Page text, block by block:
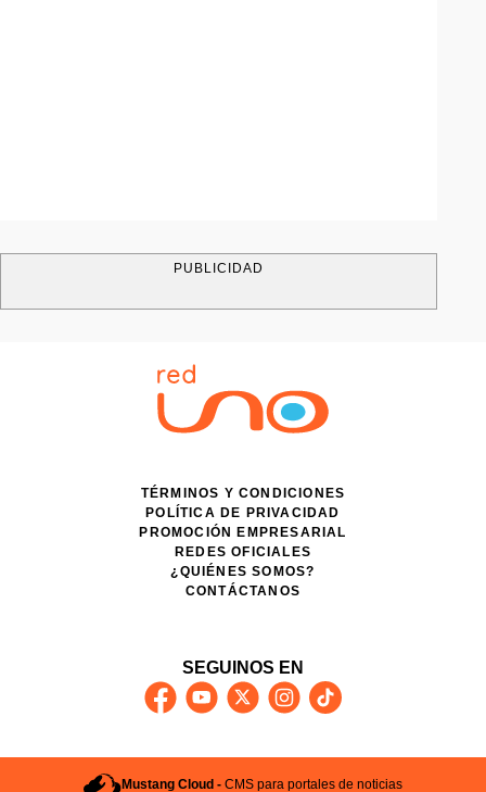
PUBLICIDAD
TÉRMINOS Y CONDICIONES
POLÍTICA DE PRIVACIDAD
PROMOCIÓN EMPRESARIAL
REDES OFICIALES
¿QUIÉNES SOMOS?
CONTÁCTANOS
SEGUINOS EN
Mustang Cloud -CMS para portales de noticias